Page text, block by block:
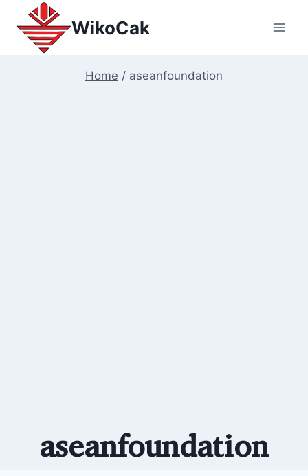
content
WikoCak
Home / aseanfoundation
aseanfoundation